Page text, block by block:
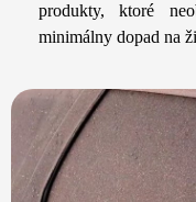
produkty, ktoré
minimálny dopad na